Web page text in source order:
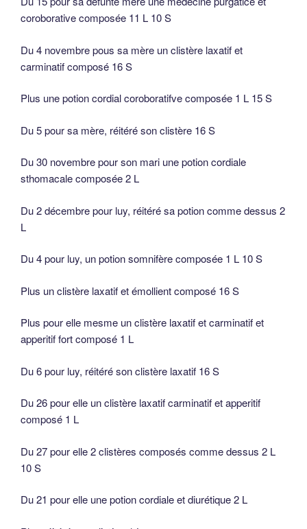
coroborative composée 11 L 10 S
Du 4 novembre pous sa mère un clistère laxatif et
carminatif composé 16 S
Plus une potion cordial coroboratifve composée 1 L 15 S
Du 5 pour sa mère, réitéré son clistère 16 S
Du 30 novembre pour son mari une potion cordiale
sthomacale composée 2 L
Du 2 décembre pour luy, réitéré sa potion comme dessus 2
L
Du 4 pour luy, un potion somnifère composée 1 L 10 S
Plus un clistère laxatif et émollient composé 16 S
Plus pour elle mesme un clistère laxatif et carminatif et
apperitif fort composé 1 L
Du 6 pour luy, réitéré son clistère laxatif 16 S
Du 26 pour elle un clistère laxatif carminatif et apperitif
composé 1 L
Du 27 pour elle 2 clistères composés comme dessus 2 L
10 S
Du 21 pour elle une potion cordiale et diurétique 2 L